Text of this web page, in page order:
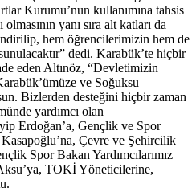
Kurumu’nun kullanımına tahsis
yanı sıra alt katları da
hem öğrencilerimizin hem de
dedi. Karabük’te hiçbir
eden Altınöz, “Devletimizin
ve Soğuksu
Bizlerden desteğini hiçbir zaman
yardımcı olan
Erdoğan’a, Gençlik ve Spor
Çevre ve Şehircilik
Spor Bakan Yardımcılarımız
TOKİ Yöneticilerine,